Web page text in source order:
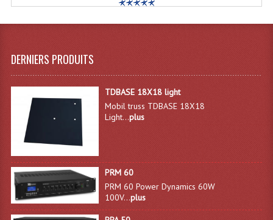
Angles Structure TRIO290
Angles Structure Triodéco
Angles Trio Steel Acier
Cercle Struct Carrée 290
Cercle Struct SCC Carre
Cercle Struct Triangulaire290
DERNIERS PRODUITS
TDBASE 18X18 light
Mobil truss TDBASE 18X18
Light...plus
PRM 60
PRM 60 Power Dynamics 60W
100V...plus